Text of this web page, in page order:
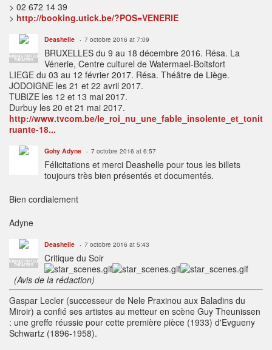
> 02 672 14 39
> http://booking.utick.be/?POS=VENERIE
ADMINISTRATEUR
THÉÂTRES
Deashelle 7 octobre 2016 at 7:09
BRUXELLES du 9 au 18 décembre 2016. Résa. La
Vénerie, Centre culturel de Watermael-Boitsfort
LIEGE du 03 au 12 février 2017. Résa. Théâtre de Liège.
JODOIGNE les 21 et 22 avril 2017.
TUBIZE les 12 et 13 mai 2017.
Durbuy les 20 et 21 mai 2017.
http://www.tvcom.be/le_roi_nu_une_fable_insolente_et_tonit
ruante-18...
Gohy Adyne 7 octobre 2016 at 6:57
Félicitations et merci Deashelle pour tous les billets
toujours très bien présentés et documentés.
Bien cordialement
Adyne
ADMINISTRATEUR
THÉÂTRES
Deashelle 7 octobre 2016 at 5:43
Critique du Soir
(Avis de la rédaction)
Gaspar Lecler (successeur de Nele Praxinou aux Baladins du
Miroir) a confié ses artistes au metteur en scène Guy Theunissen
: une greffe réussie pour cette première pièce (1933) d'Evgueny
Schwartz (1896-1958).